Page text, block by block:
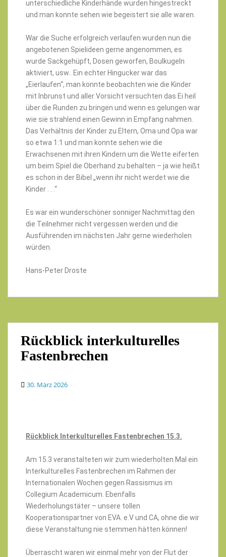
unterschiedliche Kinderhände wurden hingestreckt
und man konnte sehen wie begeistert sie alle waren.
War die Suche erfolgreich verlaufen wurden nun die
angebotenen Spielideen gerne angenommen, es
wurde Sackgehüpft, Dosen geworfen, Boulkugeln
aktiviert, usw.. Ein echter Hingucker war das
„Eierlaufen“, man konnte beobachten wie die Kinder
mit Inbrunst und aller Vorsicht versuchten das Ei heil
über die Runden zu bringen und wenn es gelungen war
wie sie strahlend einen Gewinn in Empfang nahmen.
Das Verhältnis der Kinder zu Eltern, Oma und Opa war
so etwa 1:1 und man konnte sehen wie die
Erwachsenen mit ihren Kindern um die Wette eiferten
um beim Spiel die Oberhand zu behalten – ja wie heißt
es schon in der Bibel „wenn ihr nicht werdet wie die
Kinder . . .“
Es war ein wunderschöner sonniger Nachmittag den
die Teilnehmer nicht vergessen werden und die
Ausführenden im nächsten Jahr gerne wiederholen
würden.
Hans-Peter Droste
Rückblick interkulturelles
Fastenbrechen
30. März 2026
Rückblick Interkulturelles Fastenbrechen 15.3.
Am 15.3 veranstalteten wir zum wiederholten Mal ein
Interkulturelles Fastenbrechen im Rahmen der
Internationalen Wochen gegen Rassismus im
Collegium Academicum. Ebenfalls
Wiederholungstäter – unsere tollen
Kooperationspartner von EVA. e.V und CA, ohne die wir
diese Veranstaltung nie stemmen hätten können!
Überrascht waren wir einmal mehr von der Flut der